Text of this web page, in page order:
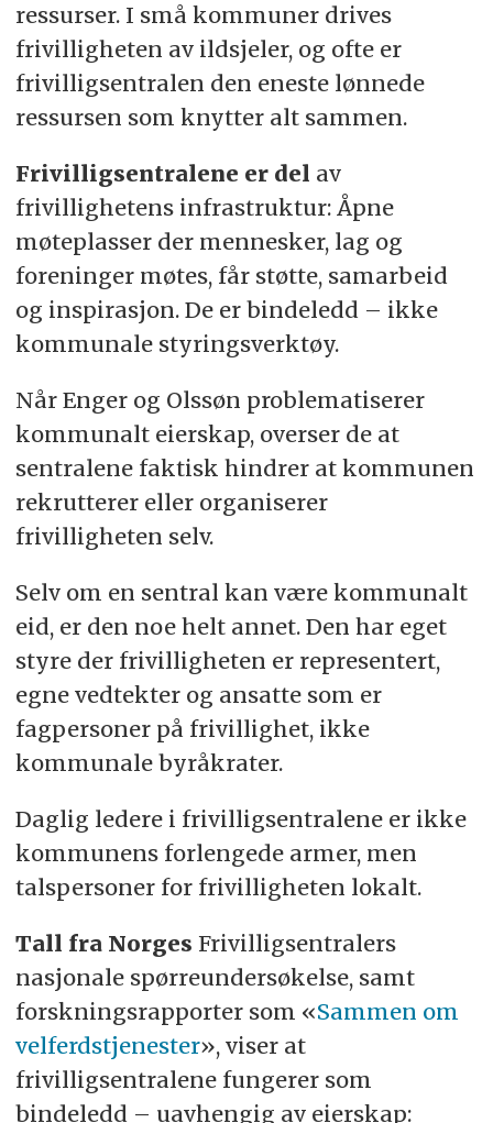
ressurser. I små kommuner drives
frivilligheten av ildsjeler, og ofte er
frivilligsentralen den eneste lønnede
ressursen som knytter alt sammen.
Frivilligsentralene er del av
frivillighetens infrastruktur: Åpne
møteplasser der mennesker, lag og
foreninger møtes, får støtte, samarbeid
og inspirasjon. De er bindeledd – ikke
kommunale styringsverktøy.
Når Enger og Olssøn problematiserer
kommunalt eierskap, overser de at
sentralene faktisk hindrer at kommunen
rekrutterer eller organiserer
frivilligheten selv.
Selv om en sentral kan være kommunalt
eid, er den noe helt annet. Den har eget
styre der frivilligheten er representert,
egne vedtekter og ansatte som er
fagpersoner på frivillighet, ikke
kommunale byråkrater.
Daglig ledere i frivilligsentralene er ikke
kommunens forlengede armer, men
talspersoner for frivilligheten lokalt.
Tall fra Norges Frivilligsentralers
nasjonale spørreundersøkelse, samt
forskningsrapporter som «Sammen om
velferdstjenester», viser at
frivilligsentralene fungerer som
bindeledd – uavhengig av eierskap: